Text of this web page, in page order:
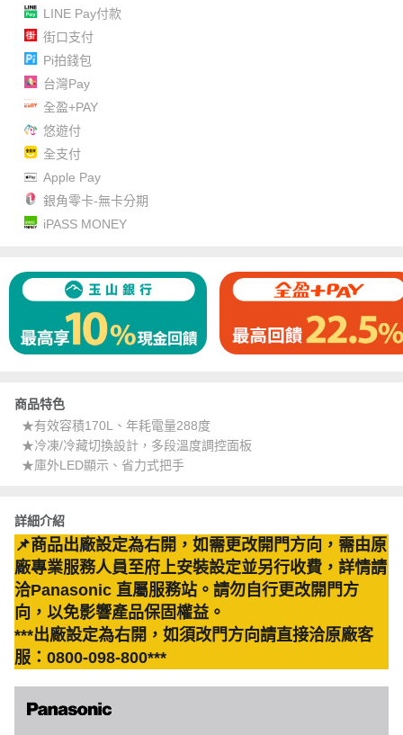
LINE Pay付款
街口支付
Pi拍錢包
台灣Pay
全盈+PAY
悠遊付
全支付
Apple Pay
銀角零卡-無卡分期
iPASS MONEY
商品特色
★有效容積170L、年耗電量288度
★冷凍/冷藏切換設計，多段溫度調控面板
★庫外LED顯示、省力式把手
詳細介紹
📌商品出廠設定為右開，如需更改開門方向，需由原
廠專業服務人員至府上安裝設定並另行收費，詳情請
洽Panasonic 直屬服務站。請勿自行更改開門方
向，以免影響產品保固權益。
***出廠設定為右開，如須改門方向請直接洽原廠客
服：0800-098-800***